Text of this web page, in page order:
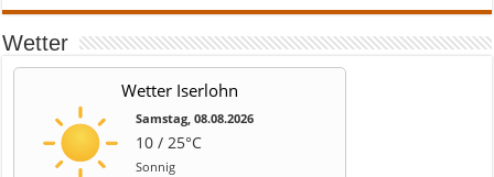
Wetter
Wetter Iserlohn
Samstag, 08.08.2026
10 / 25°C
Sonnig